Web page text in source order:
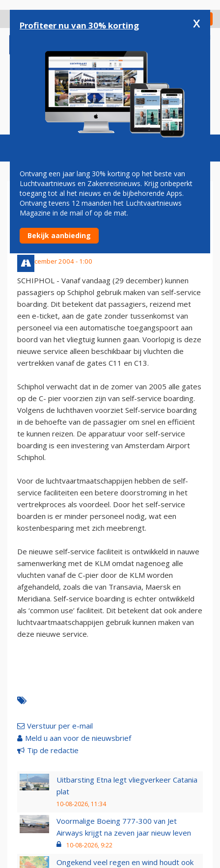
gaan
Check in
Magazine Podcasts Vacatures
SCHIPHOL INTRODUCEERT
SELF-SERVICE BOARDING IN
C-PIER
29 december 2004 - 1:00
SCHIPHOL - Vanaf vandaag (29 december) kunnen
passagiers op Schiphol gebruik maken van self-service
boarding. Dit betekent dat passagiers, reizend met
een e-ticket, aan de gate zonder tussenkomst van
personeel via een automatische toegangspoort aan
boord van het vliegtuig kunnen gaan. Voorlopig is deze
nieuwe service alleen beschikbaar bij vluchten die
vertrekken vanaf de gates C11 en C13.
Schiphol verwacht dat in de zomer van 2005 alle gates
op de C- pier voorzien zijn van self-service boarding.
Volgens de luchthaven voorziet Self-service boarding
in de behoefte van de passagier om snel en efficiënt
te kunnen reizen. De apparatuur voor self-service
boarding is een investering van Amsterdam Airport
Schiphol.
Voor de luchtvaartmaatschappijen hebben de self-
service faciliteiten een betere doorstroming in het
vertrekproces als voordeel. Door het self-service
boarden is er minder personeel nodig, wat een
kostenbesparing met zich meebrengt.
De nieuwe self-service faciliteit is ontwikkeld in nauwe
samenwerking met de KLM omdat nagenoeg alle
vluchten vanaf de C-pier door de KLM worden
afgehandeld, zoals die van Transavia, Maersk en
Meridiana. Self-service boarding is echter ontwikkeld
als ‘common use’ faciliteit. Dit betekent dat ook andere
luchtvaartmaatschappijen gebruik kunnen maken van
deze nieuwe service.
Verstuur per e-mail
Meld u aan voor de nieuwsbrief
Tip de redactie
Uitbarsting Etna legt vliegverkeer Catania
plat
10-08-2026, 11:34
Voormalige Boeing 777-300 van Jet
Airways krijgt na zeven jaar nieuw leven
10-08-2026, 9:22
Ongekend veel regen en wind houdt ook
Profiteer nu van 30% korting x
Ontvang een jaar lang 30% korting op het beste van
Luchtvaartnieuws en Zakenreisnieuws. Krijg onbeperkt
toegang tot al het nieuws en de bijbehorende Apps.
Ontvang tevens 12 maanden het Luchtvaartnieuws
Magazine in de mail of op de mat.
Bekijk aanbieding